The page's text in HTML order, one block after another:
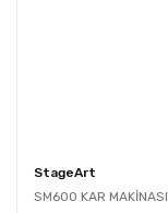
StageArt
SM600 KAR MAKİNASI